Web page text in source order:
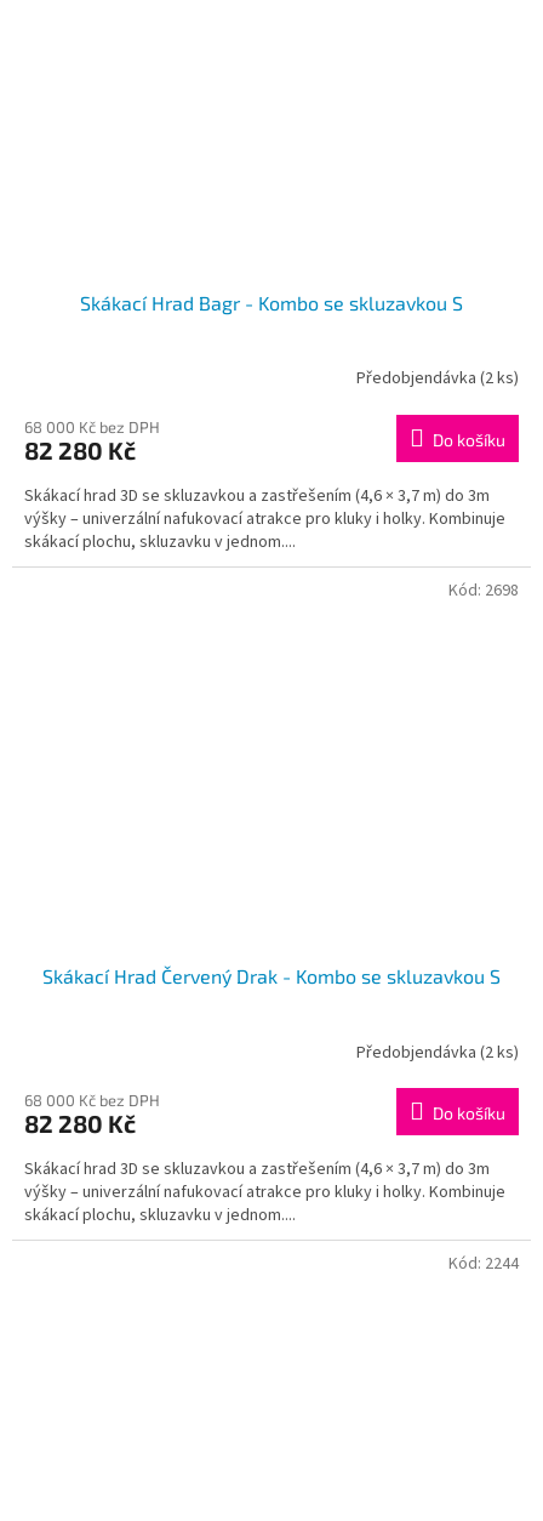
Skákací Hrad Bagr - Kombo se skluzavkou S
Předobjendávka (2 ks)
68 000 Kč bez DPH
82 280 Kč Do košíku
Skákací hrad 3D se skluzavkou a zastřešením (4,6 × 3,7 m) do 3m
výšky – univerzální nafukovací atrakce pro kluky i holky. Kombinuje
skákací plochu, skluzavku v jednom....
Skákací Hrad Červený Drak - Kombo se skluzavkou S
Předobjendávka (2 ks)
68 000 Kč bez DPH
82 280 Kč Do košíku
Skákací hrad 3D se skluzavkou a zastřešením (4,6 × 3,7 m) do 3m
výšky – univerzální nafukovací atrakce pro kluky i holky. Kombinuje
skákací plochu, skluzavku v jednom....
Kód: 2698
Kód: 2244